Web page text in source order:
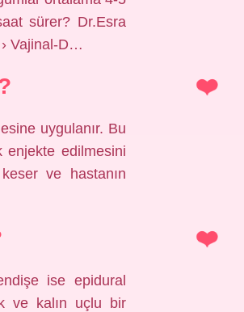
sürer? Dr.Esra
› Vajinal-D…
uygulanır. Bu
enjekte edilmesini
ve hastanın
ise epidural
ve kalın uçlu bir